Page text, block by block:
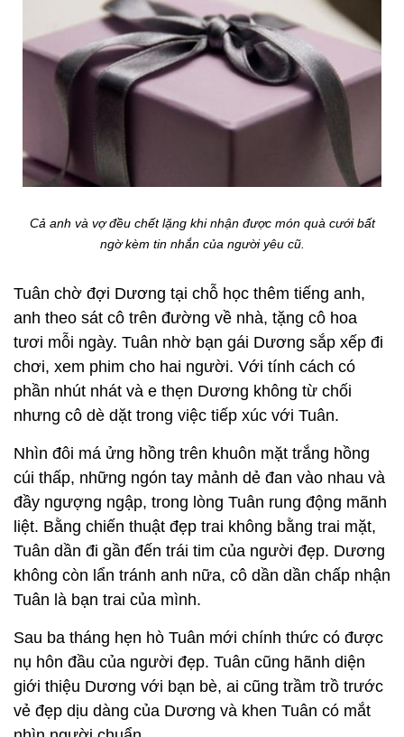
Cả anh và vợ đều chết lặng khi nhận được món quà cưới bất
ngờ kèm tin nhắn của người yêu cũ.
Tuân chờ đợi Dương tại chỗ học thêm tiếng anh,
anh theo sát cô trên đường về nhà, tặng cô hoa
tươi mỗi ngày. Tuân nhờ bạn gái Dương sắp xếp đi
chơi, xem phim cho hai người. Với tính cách có
phần nhút nhát và e thẹn Dương không từ chối
nhưng cô dè dặt trong việc tiếp xúc với Tuân.
Nhìn đôi má ửng hồng trên khuôn mặt trắng hồng
cúi thấp, những ngón tay mảnh dẻ đan vào nhau và
đầy ngượng ngập, trong lòng Tuân rung động mãnh
liệt. Bằng chiến thuật đẹp trai không bằng trai mặt,
Tuân dần đi gần đến trái tim của người đẹp. Dương
không còn lẩn tránh anh nữa, cô dần dần chấp nhận
Tuân là bạn trai của mình.
Sau ba tháng hẹn hò Tuân mới chính thức có được
nụ hôn đầu của người đẹp. Tuân cũng hãnh diện
giới thiệu Dương với bạn bè, ai cũng trầm trồ trước
vẻ đẹp dịu dàng của Dương và khen Tuân có mắt